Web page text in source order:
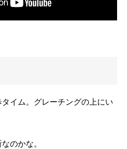
イム。グレーチングの上にい
のかな。